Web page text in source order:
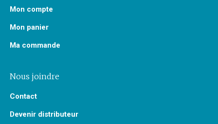
Mon compte
Mon panier
Ma commande
Nous joindre
Contact
Devenir distributeur